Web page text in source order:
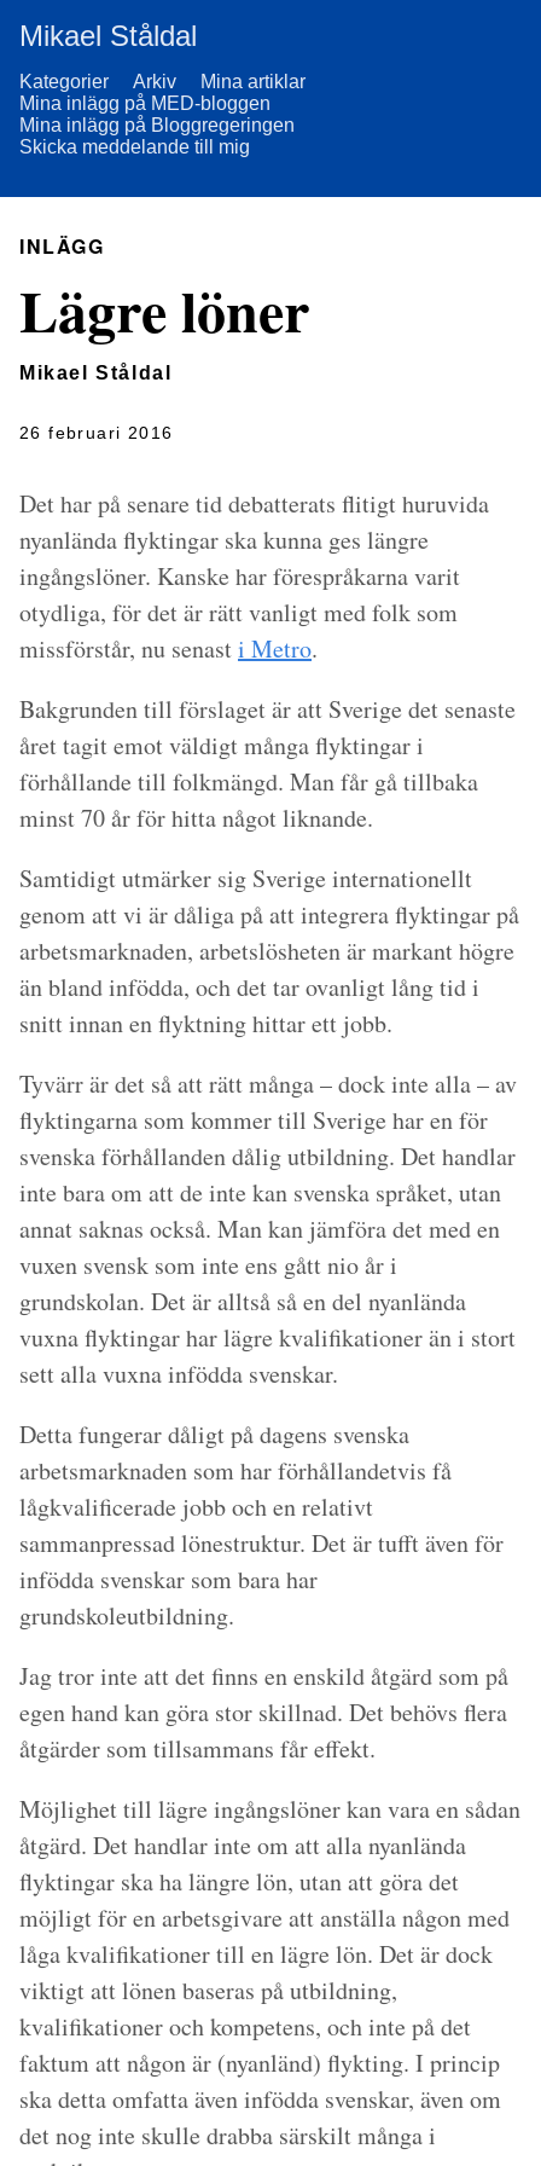
Mikael Ståldal
Kategorier Arkiv
Mina artiklar
Mina inlägg på MED-bloggen
Mina inlägg på Bloggregeringen
Skicka meddelande till mig
INLÄGG
Lägre löner
Mikael Ståldal
26 februari 2016
Det har på senare tid debatterats flitigt huruvida
nyanlända flyktingar ska kunna ges längre
ingångslöner. Kanske har förespråkarna varit
otydliga, för det är rätt vanligt med folk som
missförstår, nu senasti Metro.
Bakgrunden till förslaget är att Sverige det senaste
året tagit emot väldigt många flyktingar i
förhållande till folkmängd. Man får gå tillbaka
minst 70 år för hitta något liknande.
Samtidigt utmärker sig Sverige internationellt
genom att vi är dåliga på att integrera flyktingar på
arbetsmarknaden, arbetslösheten är markant högre
än bland infödda, och det tar ovanligt lång tid i
snitt innan en flyktning hittar ett jobb.
Tyvärr är det så att rätt många – dock inte alla – av
flyktingarna som kommer till Sverige har en för
svenska förhållanden dålig utbildning. Det handlar
inte bara om att de inte kan svenska språket, utan
annat saknas också. Man kan jämföra det med en
vuxen svensk som inte ens gått nio år i
grundskolan. Det är alltså så en del nyanlända
vuxna flyktingar har lägre kvalifikationer än i stort
sett alla vuxna infödda svenskar.
Detta fungerar dåligt på dagens svenska
arbetsmarknaden som har förhållandetvis få
lågkvalificerade jobb och en relativt
sammanpressad lönestruktur. Det är tufft även för
infödda svenskar som bara har
grundskoleutbildning.
Jag tror inte att det finns en enskild åtgärd som på
egen hand kan göra stor skillnad. Det behövs flera
åtgärder som tillsammans får effekt.
Möjlighet till lägre ingångslöner kan vara en sådan
åtgärd. Det handlar inte om att alla nyanlända
flyktingar ska ha längre lön, utan att göra det
möjligt för en arbetsgivare att anställa någon med
låga kvalifikationer till en lägre lön. Det är dock
viktigt att lönen baseras på utbildning,
kvalifikationer och kompetens, och inte på det
faktum att någon är (nyanländ) flykting. I princip
ska detta omfatta även infödda svenskar, även om
det nog inte skulle drabba särskilt många i